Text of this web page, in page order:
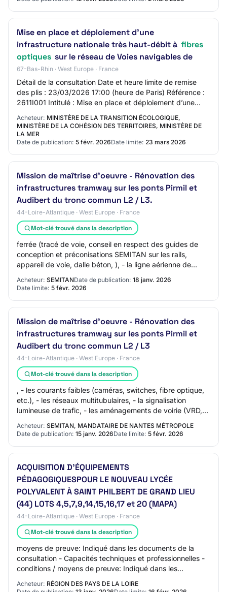
Mise en place et déploiement d’une
infrastructure nationale très haut-débit à fibres
optiques sur le réseau de Voies navigables de
67-Bas-Rhin · West Europe · France
Détail de la consultation Date et heure limite de remise
des plis : 23/03/2026 17:00 (heure de Paris) Référence :
2611I001 Intitulé : Mise en place et déploiement d’une
infrastructure nationale très…
Acheteur: MINISTÈRE DE LA TRANSITION ÉCOLOGIQUE,
MINISTÈRE DE LA COHÉSION DES TERRITOIRES, MINISTÈRE DE
LA MER
Date de publication: 5 févr. 2026Date limite: 23 mars 2026
Mission de maîtrise d'oeuvre - Rénovation des
infrastructures tramway sur les ponts Pirmil et
Audibert du tronc commun L2 / L3.
44-Loire-Atlantique · West Europe · France
Mot-clé trouvé dans la description
ferrée (tracé de voie, conseil en respect des guides de
conception et préconisations SEMITAN sur les rails,
appareil de voie, dalle béton, ), - la ligne aérienne de
Acheteur: SEMITANDate de publication: 18 janv. 2026
Date limite: 5 févr. 2026
Mission de maîtrise d'oeuvre - Rénovation des
infrastructures tramway sur les ponts Pirmil et
Audibert du tronc commun L2 / L3
44-Loire-Atlantique · West Europe · France
Mot-clé trouvé dans la description
, - les courants faibles (caméras, switches, fibre optique,
etc.), - les réseaux multitubulaires, - la signalisation
lumineuse de trafic, - les aménagements de voirie (VRD,
Acheteur: SEMITAN, MANDATAIRE DE NANTES MÉTROPOLE
Date de publication: 15 janv. 2026Date limite: 5 févr. 2026
ACQUISITION D’ÉQUIPEMENTS
PÉDAGOGIQUESPOUR LE NOUVEAU LYCÉE
POLYVALENT À SAINT PHILBERT DE GRAND LIEU
(44) LOTS 4,5,7,9,14,15,16,17 et 20 (MAPA)
44-Loire-Atlantique · West Europe · France
Mot-clé trouvé dans la description
moyens de preuve: Indiqué dans les documents de la
consultation - Capacités techniques et professionnelles -
conditions / moyens de preuve: Indiqué dans les
documents de la consultation Date limite d…
Acheteur: RÉGION DES PAYS DE LA LOIRE